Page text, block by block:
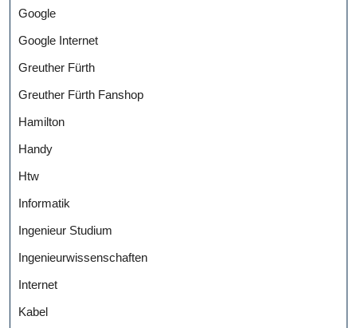
Google
Google Internet
Greuther Fürth
Greuther Fürth Fanshop
Hamilton
Handy
Htw
Informatik
Ingenieur Studium
Ingenieurwissenschaften
Internet
Kabel